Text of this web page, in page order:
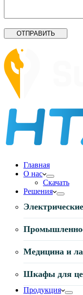
ОТПРАВИТЬ
Главная
О нас
Скачать
Решения
Медицина и
Шкафы для
Продукция